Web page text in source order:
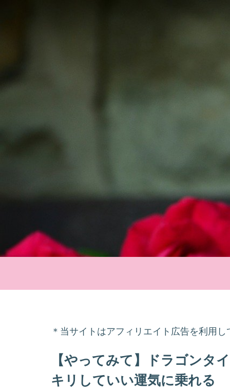
＊当サイトはアフィリエイト広告を利用し
【やってみて】ドラゴンタ
キリしていい運気に乗れる